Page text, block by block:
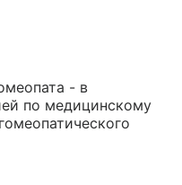
- в
по медицинскому